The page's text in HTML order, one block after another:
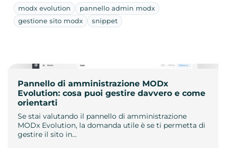
modx evolution
pannello admin modx
gestione sito modx
snippet
Pannello di amministrazione MODx
Evolution: cosa puoi gestire davvero e come
orientarti
Se stai valutando il pannello di amministrazione
MODx Evolution, la domanda utile è se ti permetta di
gestire il sito in…